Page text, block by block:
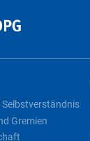
Selbstverständnis
Gremien